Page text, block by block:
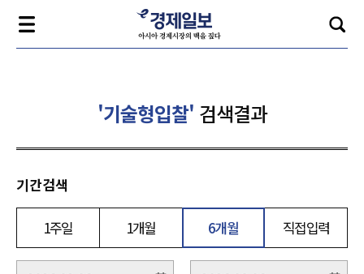
'기술형입찰' 검색결과
기간검색
1주일 1개월 6개월 직접입력